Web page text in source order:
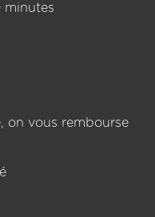
minutes
on vous rembourse